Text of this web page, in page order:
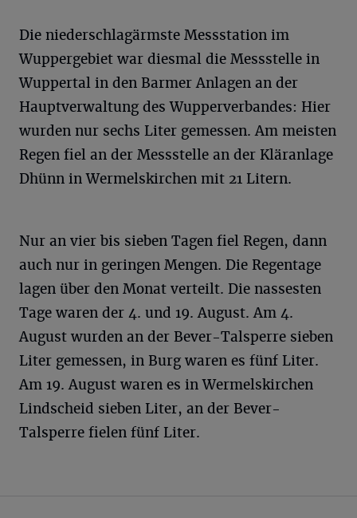
Die niederschlagärmste Messstation im
Wuppergebiet war diesmal die Messstelle in
Wuppertal in den Barmer Anlagen an der
Hauptverwaltung des Wupperverbandes: Hier
wurden nur sechs Liter gemessen. Am meisten
Regen fiel an der Messstelle an der Kläranlage
Dhünn in Wermelskirchen mit 21 Litern.
Nur an vier bis sieben Tagen fiel Regen, dann
auch nur in geringen Mengen. Die Regentage
lagen über den Monat verteilt. Die nassesten
Tage waren der 4. und 19. August. Am 4.
August wurden an der Bever-Talsperre sieben
Liter gemessen, in Burg waren es fünf Liter.
Am 19. August waren es in Wermelskirchen
Lindscheid sieben Liter, an der Bever-
Talsperre fielen fünf Liter.